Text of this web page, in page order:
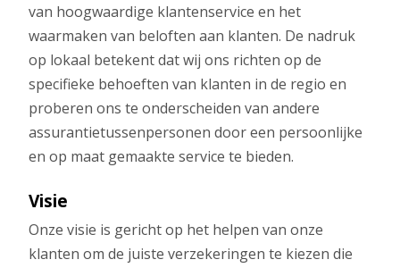
van hoogwaardige klantenservice en het
waarmaken van beloften aan klanten. De nadruk
op lokaal betekent dat wij ons richten op de
specifieke behoeften van klanten in de regio en
proberen ons te onderscheiden van andere
assurantietussenpersonen door een persoonlijke
en op maat gemaakte service te bieden.
Visie
Onze visie is gericht op het helpen van onze
klanten om de juiste verzekeringen te kiezen die